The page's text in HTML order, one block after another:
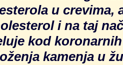
u crevima,
i na taj
kod
kamenja u